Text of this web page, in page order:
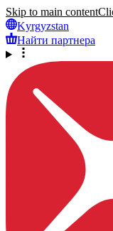
Skip to main content
Kyrgyzstan
Найти партнера